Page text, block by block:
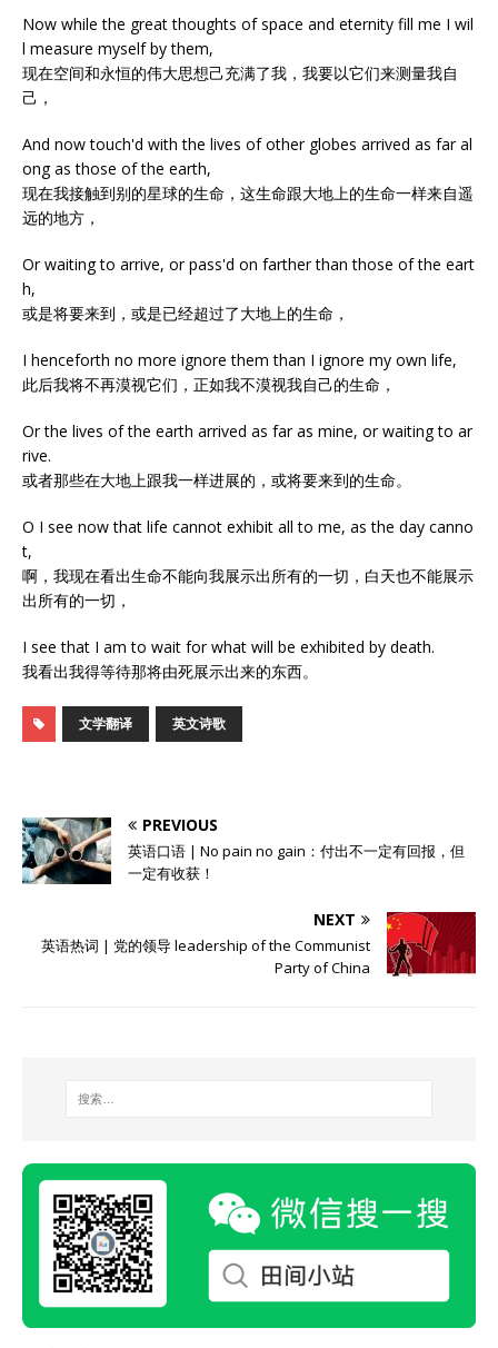
Now while the great thoughts of space and eternity fill me I wil
l measure myself by them,
现在空间和永恒的伟大思想己充满了我，我要以它们来测量我自
己，
And now touch'd with the lives of other globes arrived as far al
ong as those of the earth,
现在我接触到别的星球的生命，这生命跟大地上的生命一样来自遥
远的地方，
Or waiting to arrive, or pass'd on farther than those of the eart
h,
或是将要来到，或是已经超过了大地上的生命，
I henceforth no more ignore them than I ignore my own life,
此后我将不再漠视它们，正如我不漠视我自己的生命，
Or the lives of the earth arrived as far as mine, or waiting to ar
rive.
或者那些在大地上跟我一样进展的，或将要来到的生命。
O I see now that life cannot exhibit all to me, as the day canno
t,
啊，我现在看出生命不能向我展示出所有的一切，白天也不能展示
出所有的一切，
I see that I am to wait for what will be exhibited by death.
我看出我得等待那将由死展示出来的东西。
文学翻译 英文诗歌
PREVIOUS
英语口语 | No pain no gain：付出不一定有回报，但
一定有收获！
NEXT
英语热词 | 党的领导 leadership of the Communist
Party of China